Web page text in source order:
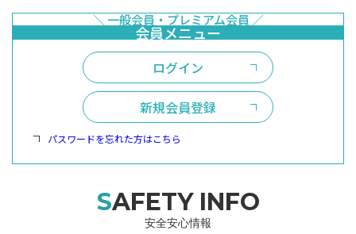
ログイン
新規会員登録
パスワードを忘れた方はこちら
SAFETY INFO
安全安心情報